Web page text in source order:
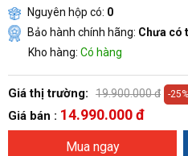
Nguyên hộp có: 0
Bảo hành chính hãng: Chưa có
Kho hàng: Có hàng
Giá thị trường: 19.900.000 đ -25%
Giá bán : 14.990.000 đ
Mua ngay